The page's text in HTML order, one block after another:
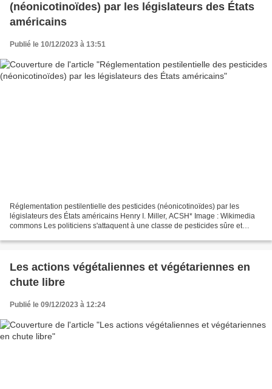
(néonicotinoïdes) par les législateurs des États
américains
Publié le 10/12/2023 à 13:51
Réglementation pestilentielle des pesticides (néonicotinoïdes) par les
législateurs des États américains Henry I. Miller, ACSH* Image : Wikimedia
commons Les politiciens s'attaquent à une classe de pesticides sûre et
Les actions végétaliennes et végétariennes en
chute libre
Publié le 09/12/2023 à 12:24